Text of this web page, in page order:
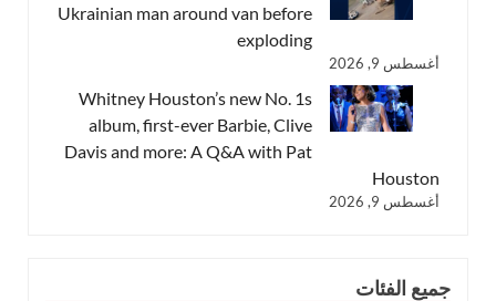
Ukrainian man around van before
exploding
أغسطس 9, 2026
Whitney Houston’s new No. 1s
album, first-ever Barbie, Clive
Davis and more: A Q&A with Pat
Houston
أغسطس 9, 2026
جميع الفئات